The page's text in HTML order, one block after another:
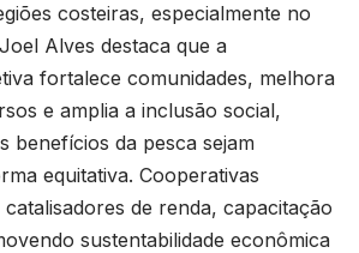
costeiras, especialmente no
Alves destaca que a
fortalece comunidades, melhora
e amplia a inclusão social,
benefícios da pesca sejam
equitativa. Cooperativas
de renda, capacitação
sustentabilidade econômica